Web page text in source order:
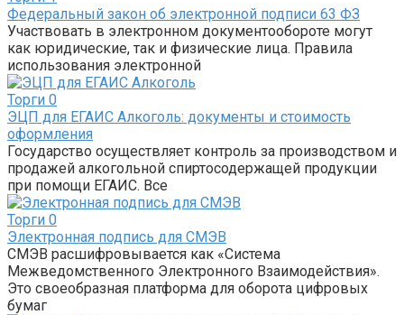
Федеральный закон об электронной подписи 63 ФЗ
Участвовать в электронном документообороте могут
как юридические, так и физические лица. Правила
использования электронной
Торги 0
ЭЦП для ЕГАИС Алкоголь: документы и стоимость
оформления
Государство осуществляет контроль за производством и
продажей алкогольной спиртосодержащей продукции
при помощи ЕГАИС. Все
Торги 0
Электронная подпись для СМЭВ
СМЭВ расшифровывается как «Система
Межведомственного Электронного Взаимодействия».
Это своеобразная платформа для оборота цифровых
бумаг